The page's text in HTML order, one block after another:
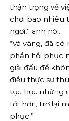
thận trọng về
chơi bao nhiêu
ngơi,” anh nói.
“Và vâng, đã
phần hồi phục
giải đấu để
điều thực sự
tục học những
tốt hơn, trở lại
phục.”